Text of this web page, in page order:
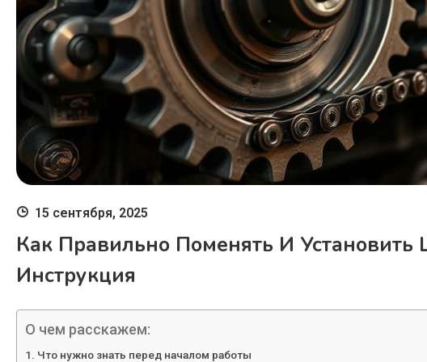
15 сентября, 2025
Как Правильно Поменять И
Инструкция
О чем расскажем:
Что нужно знать перед началом работы